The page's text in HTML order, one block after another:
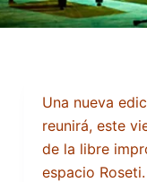
Una nueva
reunirá, este
de la libre
espacio